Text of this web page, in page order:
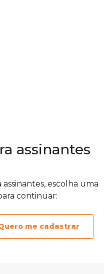
assinantes
escolha uma
continuar:
me cadastrar